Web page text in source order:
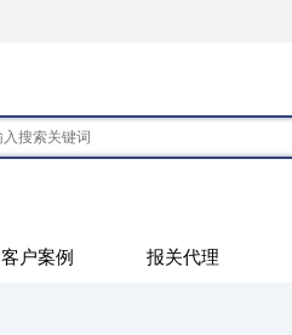
客户案例 报关代理